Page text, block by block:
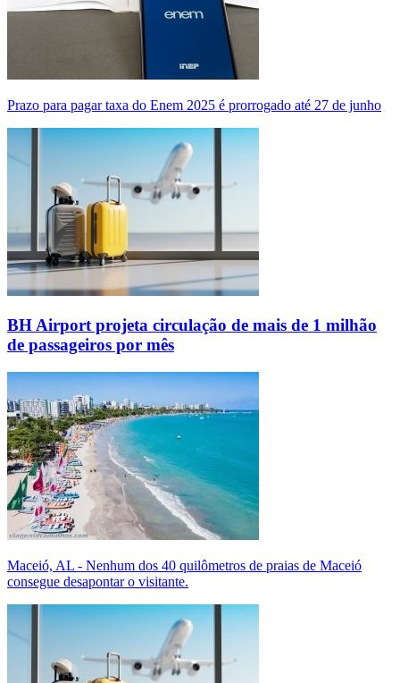
Prazo para pagar taxa do Enem 2025 é prorrogado até 27 de junho
BH Airport projeta circulação de mais de 1 milhão
de passageiros por mês
Maceió, AL - Nenhum dos 40 quilômetros de praias de Maceió
consegue desapontar o visitante.